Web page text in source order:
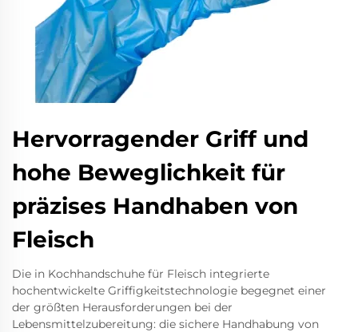
Hervorragender Griff und
hohe Beweglichkeit für
präzises Handhaben von
Fleisch
Die in Kochhandschuhe für Fleisch integrierte
hochentwickelte Griffigkeitstechnologie begegnet einer
der größten Herausforderungen bei der
Lebensmittelzubereitung: die sichere Handhabung von